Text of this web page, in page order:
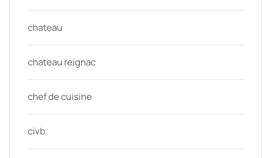
chateau
chateau reignac
chef de cuisine
civb